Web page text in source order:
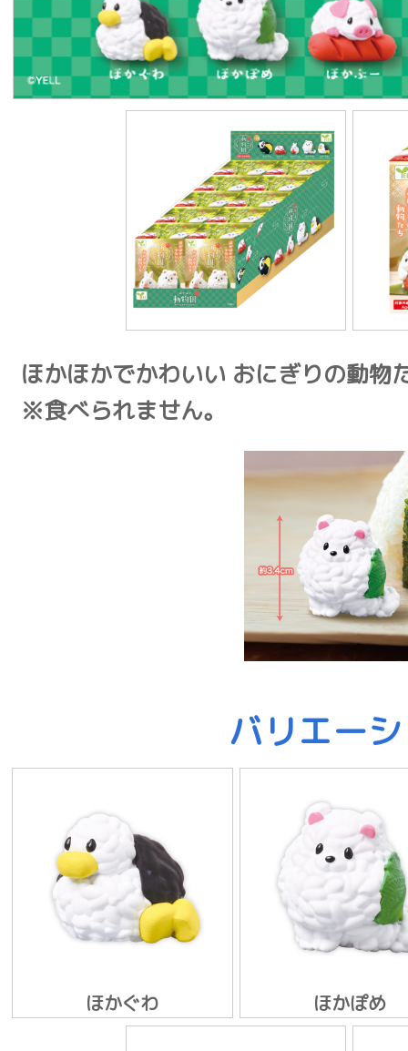
ほかほかでかわいい おにぎりの動物
※食べられません。
バリエー
ほかぐわ ほかぽめ